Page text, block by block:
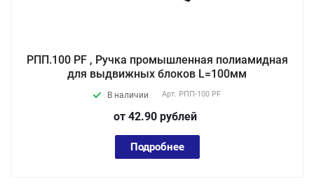
РПП.100 PF , Ручка промышленная полиамидная
для выдвижных блоков L=100мм
В наличии Арт. РПП-100 PF
от 42.90 рублей
Подробнее